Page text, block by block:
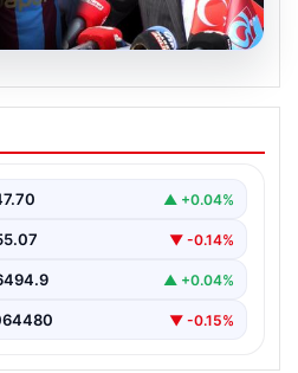
Serdal Adalı’ya
Anlamlı
Ertuğrul Doğan, son▲ +0.04%
▼ -0.14%
▲ +0.04%
▼ -0.15%